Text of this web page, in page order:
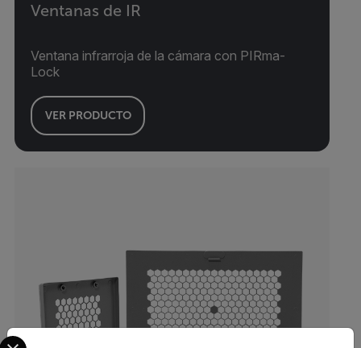
Ventanas de IR
Ventana infrarroja de la cámara con PIRma-
Lock
VER PRODUCTO
Select your preferred country and language from the